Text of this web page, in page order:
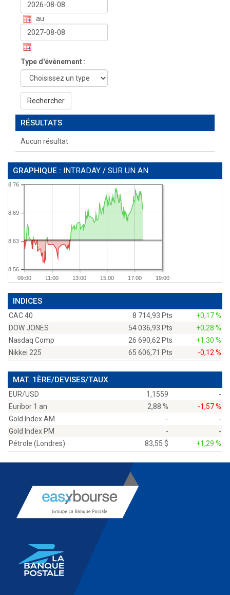
au
Type d'évènement :
Rechercher
RÉSULTATS
Aucun résultat
GRAPHIQUE : INTRADAY / SUR UN AN
09:00 11:00 13:00 15:00 17:00 19:00
8.56
8.63
8.69
8.76
INDICES
CAC 40 8 714,93 Pts
+0,17 %
DOW JONES
54 036,93 Pts
+0,28 %
Nasdaq Comp
26 690,62 Pts
+1,30 %
Nikkei 225
65 606,71 Pts -0,12 %
MAT. 1ÈRE/DEVISES/TAUX
EUR/USD 1,1559
-
Euribor 1 an
2,88 %
-1,57 %
Gold Index AM
-
-
Gold Index PM
-
-
Pétrole (Londres)
83,55 $ +1,29 %